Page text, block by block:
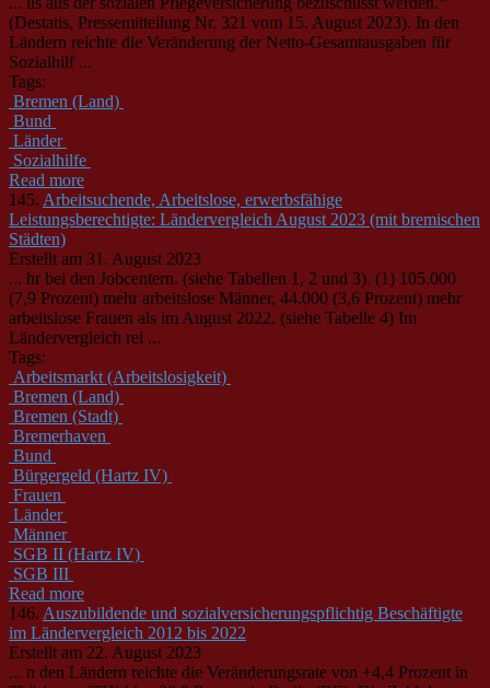
(Destatis, Pressemit­teilung Nr. 321 vom 15. August 2023). In den
Ländern reichte die Veränderung der Netto-Gesamtausgaben für
Sozialhilf ...
Tags:
Bremen (Land)
Bund
Länder
Sozialhilfe
Read more
145. Arbeitsuchende, Arbeitslose, erwerbsfähige
Leistungsberechtigte: Ländervergleich August 2023 (mit bremischen
Städten)
Erstellt am 31. August 2023
... hr bei den Jobcentern. (siehe Tabellen 1, 2 und 3). (1) 105.000
(7,9 Prozent) mehr arbeitslose Männer, 44.000 (3,6 Prozent) mehr
arbeitslose Frauen als im August 2022. (siehe Tabelle 4) Im
Ländervergleich rei ...
Tags:
Arbeitsmarkt (Arbeitslosigkeit)
Bremen (Land)
Bremen (Stadt)
Bremerhaven
Bund
Bürgergeld (Hartz IV)
Frauen
Länder
Männer
SGB II (Hartz IV)
SGB III
Read more
146. Auszubildende und sozialversicherungspflichtig Beschäftigte
im Ländervergleich 2012 bis 2022
Erstellt am 22. August 2023
... n den Ländern reichte die Veränderungsrate von +4,4 Prozent in